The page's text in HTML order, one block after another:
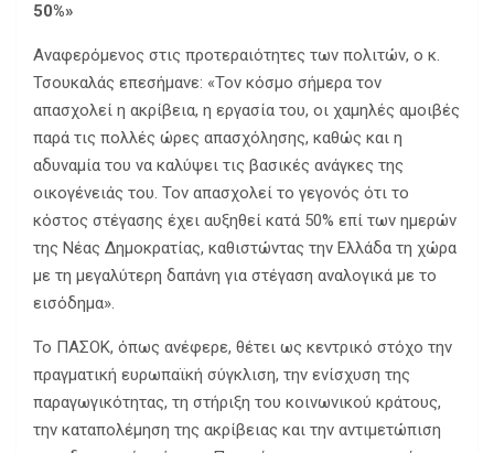
50%»
Αναφερόμενος στις προτεραιότητες των πολιτών, ο κ.
Τσουκαλάς επεσήμανε: «Τον κόσμο σήμερα τον
απασχολεί η ακρίβεια, η εργασία του, οι χαμηλές αμοιβές
παρά τις πολλές ώρες απασχόλησης, καθώς και η
αδυναμία του να καλύψει τις βασικές ανάγκες της
οικογένειάς του. Τον απασχολεί το γεγονός ότι το
κόστος στέγασης έχει αυξηθεί κατά 50% επί των ημερών
της Νέας Δημοκρατίας, καθιστώντας την Ελλάδα τη χώρα
με τη μεγαλύτερη δαπάνη για στέγαση αναλογικά με το
εισόδημα».
Το ΠΑΣΟΚ, όπως ανέφερε, θέτει ως κεντρικό στόχο την
πραγματική ευρωπαϊκή σύγκλιση, την ενίσχυση της
παραγωγικότητας, τη στήριξη του κοινωνικού κράτους,
την καταπολέμηση της ακρίβειας και την αντιμετώπιση